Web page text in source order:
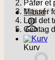
Tilbud
Kurv
Påfør et
Massér
Lad det
Gentag